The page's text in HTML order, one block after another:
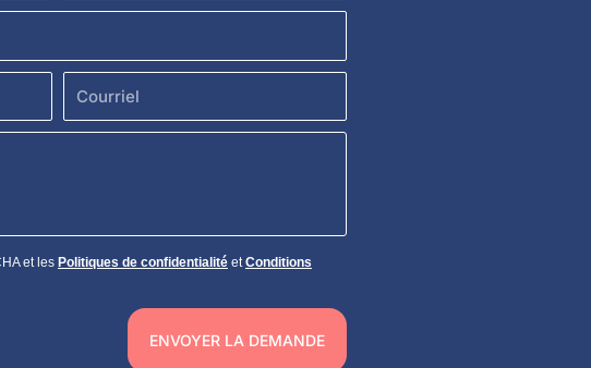
et les Politiques de confidentialité etConditions
ENVOYER LA DEMANDE